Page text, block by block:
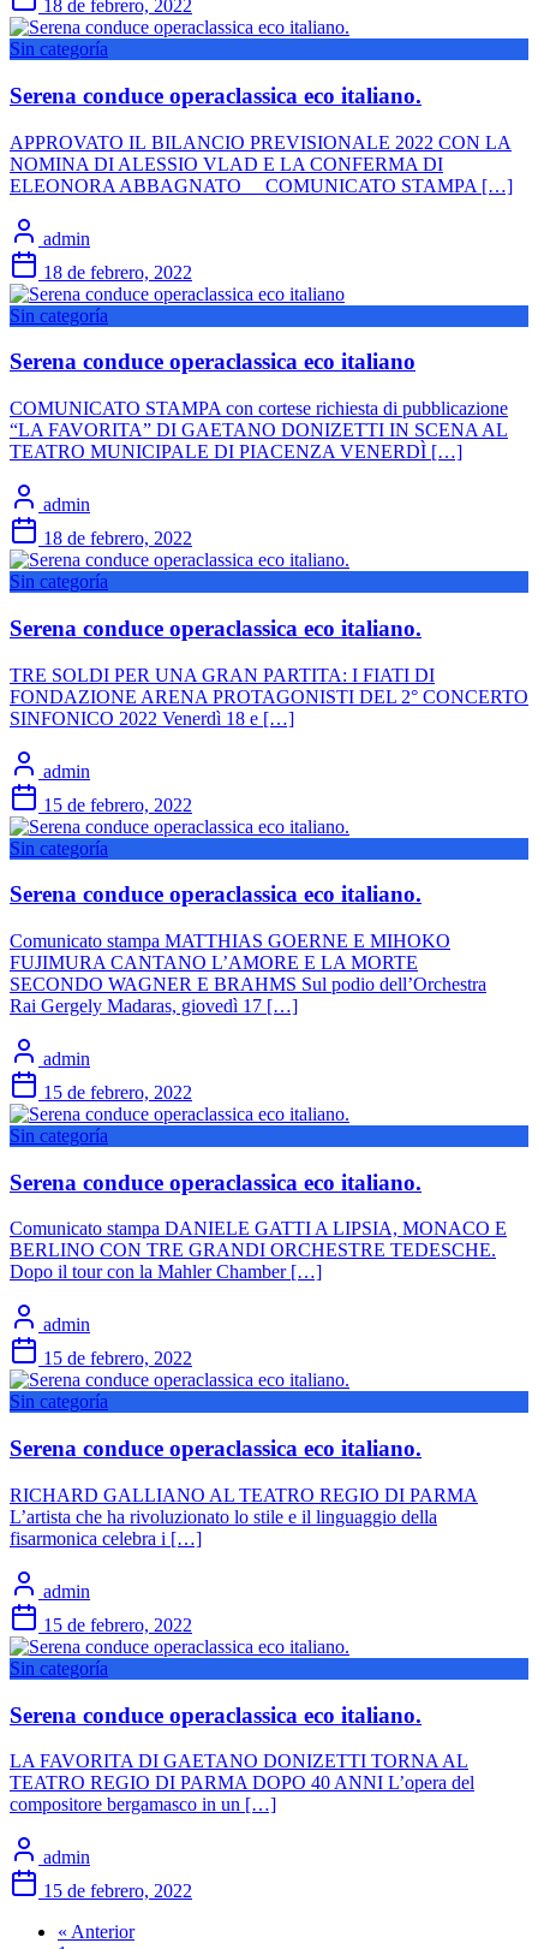
18 de febrero, 2022
Sin categoría
Serena conduce operaclassica eco italiano.
APPROVATO IL BILANCIO PREVISIONALE 2022 CON LA
NOMINA DI ALESSIO VLAD E LA CONFERMA DI
ELEONORA ABBAGNATO COMUNICATO STAMPA […]
admin
18 de febrero, 2022
Sin categoría
Serena conduce operaclassica eco italiano
COMUNICATO STAMPA con cortese richiesta di pubblicazione
“LA FAVORITA” DI GAETANO DONIZETTI IN SCENA AL
TEATRO MUNICIPALE DI PIACENZA VENERDÌ […]
admin
18 de febrero, 2022
Sin categoría
Serena conduce operaclassica eco italiano.
TRE SOLDI PER UNA GRAN PARTITA: I FIATI DI
FONDAZIONE ARENA PROTAGONISTI DEL 2° CONCERTO
SINFONICO 2022 Venerdì 18 e […]
admin
15 de febrero, 2022
Sin categoría
Serena conduce operaclassica eco italiano.
Comunicato stampa MATTHIAS GOERNE E MIHOKO
FUJIMURA CANTANO L’AMORE E LA MORTE
SECONDO WAGNER E BRAHMS Sul podio dell’Orchestra
Rai Gergely Madaras, giovedì 17 […]
admin
15 de febrero, 2022
Sin categoría
Serena conduce operaclassica eco italiano.
Comunicato stampa DANIELE GATTI A LIPSIA, MONACO E
BERLINO CON TRE GRANDI ORCHESTRE TEDESCHE.
Dopo il tour con la Mahler Chamber […]
admin
15 de febrero, 2022
Sin categoría
Serena conduce operaclassica eco italiano.
RICHARD GALLIANO AL TEATRO REGIO DI PARMA
L’artista che ha rivoluzionato lo stile e il linguaggio della
fisarmonica celebra i […]
admin
15 de febrero, 2022
Sin categoría
Serena conduce operaclassica eco italiano.
LA FAVORITA DI GAETANO DONIZETTI TORNA AL
TEATRO REGIO DI PARMA DOPO 40 ANNI L’opera del
compositore bergamasco in un […]
admin
15 de febrero, 2022
« Anterior